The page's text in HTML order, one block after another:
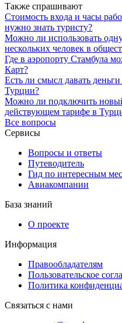
Также спрашивают
Стоимость входа и часы
нужно знать туристу?
Можно ли использовать
нескольких человек в
Где в аэропорту Стамбула
Карт?
Есть ли смысл давать
Турции?
Можно ли подключить
действующем тарифе в
Все вопросы
Сервисы
Вопросы и ответы
Путеводитель
Гид по интересным
Авиакомпании
База знаний
О проекте
Информация
Правообладателям
Пользовательское
Политика
Связаться с нами